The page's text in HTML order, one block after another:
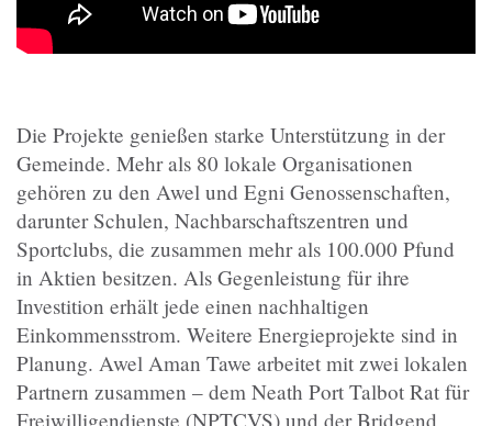
Die Projekte genießen starke Unterstützung in der
Gemeinde. Mehr als 80 lokale Organisationen
gehören zu den Awel und Egni Genossenschaften,
darunter Schulen, Nachbarschaftszentren und
Sportclubs, die zusammen mehr als 100.000 Pfund
in Aktien besitzen. Als Gegenleistung für ihre
Investition erhält jede einen nachhaltigen
Einkommensstrom. Weitere Energieprojekte sind in
Planung. Awel Aman Tawe arbeitet mit zwei lokalen
Partnern zusammen – dem Neath Port Talbot Rat für
Freiwilligendienste (NPTCVS) und der Bridgend